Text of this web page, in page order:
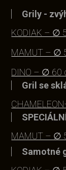
Grily -
KODIAK – ∅
MAMUT – ∅
DINO – ∅ 60
Gril se
MAMUT – ∅
Samotné